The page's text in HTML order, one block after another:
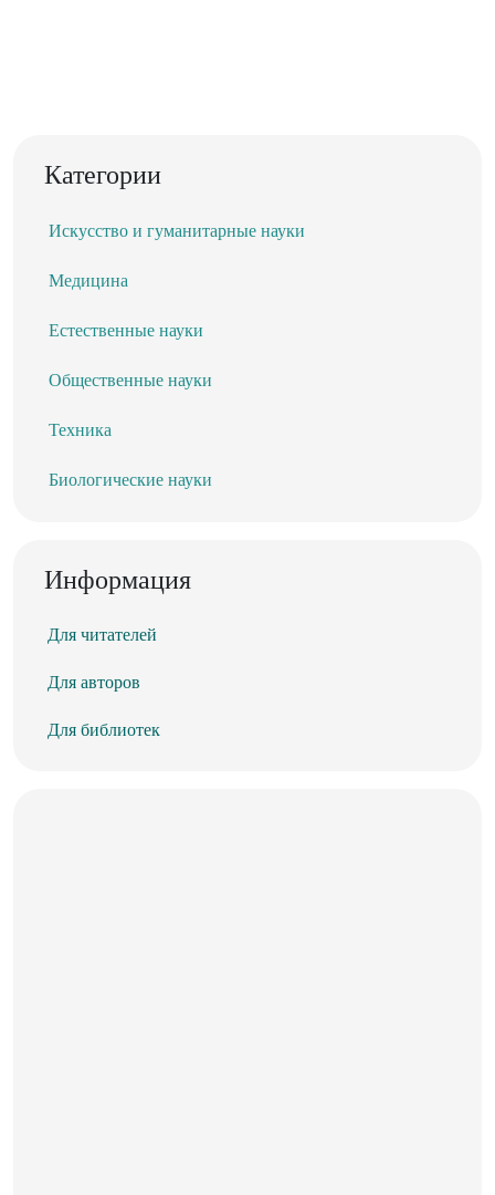
Категории
Искусство и гуманитарные науки
Медицина
Естественные науки
Общественные науки
Техника
Биологические науки
Информация
Для читателей
Для авторов
Для библиотек